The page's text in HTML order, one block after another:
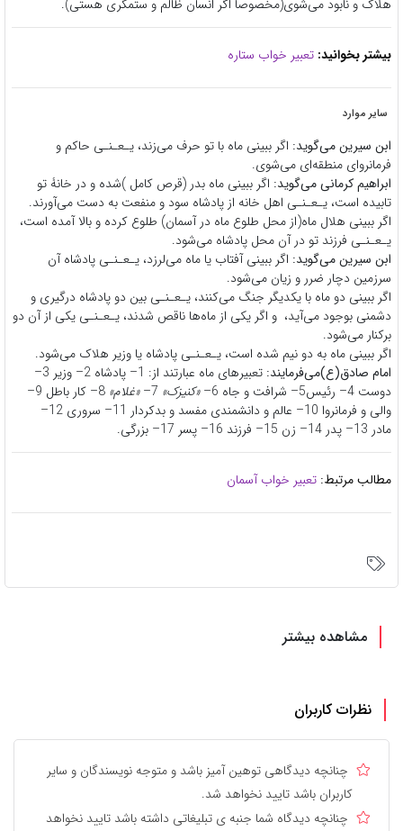
هلاک و نابود می‌شوی(مخصوصاً اگر انسان ظالم و ستمگری هستی).
بیشتر بخوانید: تعبیر خواب ستاره
سایر موارد
ابن سیرین می‌گوید: اگر ببینی ماه با تو حرف می‌زند، یـعـنـی حاکم و
فرمانروای منطقه‌ای می‌شوی.
ابراهیم کرمانی می‌گوید: اگر ببینی ماه بدر (قرص کامل )شده و در خانۀ تو
تابیده است، یـعـنـی اهل خانه از پادشاه سود و منفعت به دست می‌آورند.
اگر ببینی هلال ماه(از محل طلوع ماه در آسمان) طلوع کرده و بالا آمده است،
یـعـنـی فرزند تو در آن محل پادشاه می‌شود.
ابن سیرین می‌گوید: اگر ببینی آفتاب یا ماه می‌لرزد، یـعـنـی پادشاه آن
سرزمین دچار ضرر و زیان می‌شود.
اگر ببینی دو ماه با یکدیگر جنگ می‌کنند، یـعـنـی بین دو پادشاه درگیری و
دشمنی بوجود می‌آید، ‌‌‌‌‌ و اگر یکی از ماه‌ها ناقص شدند، یـعـنـی یکی از آن دو
برکنار می‌شود.
اگر ببینی ماه به دو نیم شده است، یـعـنـی پادشاه یا وزیر هلاک می‌شود.
امام صادق(ع)می‌فرمایند: تعبیرهای ماه عبارتند از: 1– پادشاه 2– وزیر 3
–
دوست 4– رئیس5– شرافت و جاه 6
–«کنیزک» 7
–«غلام» 8– کار باطل 9
–
والی و فرمانروا 10– عالم و دانشمندی مفسد و بدکردار 11– سروری 12
–
مادر 13– پدر14– زن 15– فرزند 16– پسر 17– بزرگی.
مطالب مرتبط: تعبیر خواب آسمان
مشاهده بیشتر
نظرات کاربران
چنانچه دیدگاهی توهین آمیز باشد و متوجه نویسندگان و سایر
کاربران باشد تایید نخواهد شد.
چنانچه دیدگاه شما جنبه ی تبلیغاتی داشته باشد تایید نخواهد